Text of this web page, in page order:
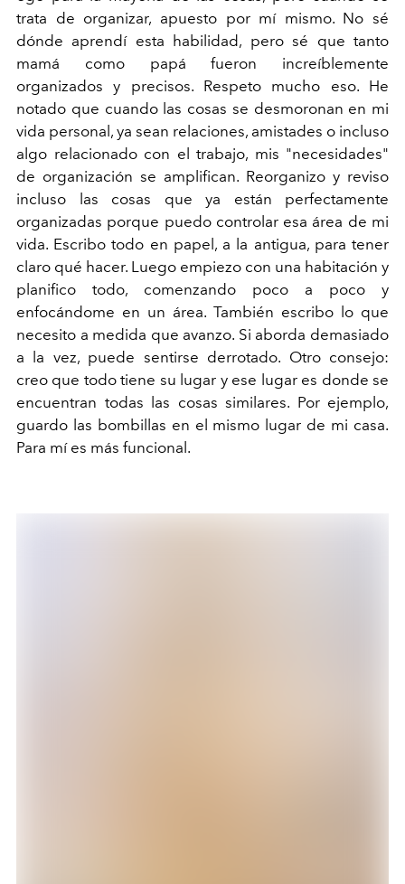
trata de organizar, apuesto por mí mismo. No sé
dónde aprendí esta habilidad, pero sé que tanto
mamá como papá fueron increíblemente
organizados y precisos. Respeto mucho eso. He
notado que cuando las cosas se desmoronan en mi
vida personal, ya sean relaciones, amistades o incluso
algo relacionado con el trabajo, mis "necesidades"
de organización se amplifican. Reorganizo y reviso
incluso las cosas que ya están perfectamente
organizadas porque puedo controlar esa área de mi
vida. Escribo todo en papel, a la antigua, para tener
claro qué hacer. Luego empiezo con una habitación y
planifico todo, comenzando poco a poco y
enfocándome en un área. También escribo lo que
necesito a medida que avanzo. Si aborda demasiado
a la vez, puede sentirse derrotado. Otro consejo:
creo que todo tiene su lugar y ese lugar es donde se
encuentran todas las cosas similares. Por ejemplo,
guardo las bombillas en el mismo lugar de mi casa.
Para mí es más funcional.